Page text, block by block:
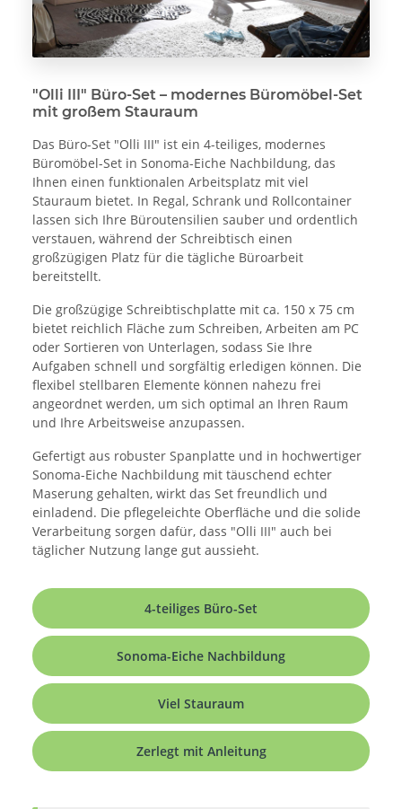
"Olli III" Büro-Set – modernes Büromöbel-Set
mit großem Stauraum
Das Büro-Set "Olli III" ist ein 4-teiliges, modernes
Büromöbel-Set in Sonoma-Eiche Nachbildung, das
Ihnen einen funktionalen Arbeitsplatz mit viel
Stauraum bietet. In Regal, Schrank und Rollcontainer
lassen sich Ihre Büroutensilien sauber und ordentlich
verstauen, während der Schreibtisch einen
großzügigen Platz für die tägliche Büroarbeit
bereitstellt.
Die großzügige Schreibtischplatte mit ca. 150 x 75 cm
bietet reichlich Fläche zum Schreiben, Arbeiten am PC
oder Sortieren von Unterlagen, sodass Sie Ihre
Aufgaben schnell und sorgfältig erledigen können. Die
flexibel stellbaren Elemente können nahezu frei
angeordnet werden, um sich optimal an Ihren Raum
und Ihre Arbeitsweise anzupassen.
Gefertigt aus robuster Spanplatte und in hochwertiger
Sonoma-Eiche Nachbildung mit täuschend echter
Maserung gehalten, wirkt das Set freundlich und
einladend. Die pflegeleichte Oberfläche und die solide
Verarbeitung sorgen dafür, dass "Olli III" auch bei
täglicher Nutzung lange gut aussieht.
4-teiliges Büro-Set
Sonoma-Eiche Nachbildung
Viel Stauraum
Zerlegt mit Anleitung